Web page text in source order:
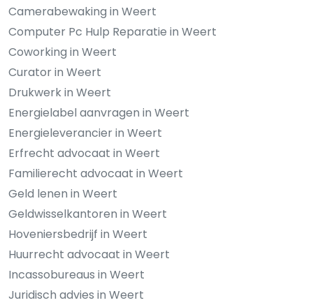
Camerabewaking in Weert
Computer Pc Hulp Reparatie in Weert
Coworking in Weert
Curator in Weert
Drukwerk in Weert
Energielabel aanvragen in Weert
Energieleverancier in Weert
Erfrecht advocaat in Weert
Familierecht advocaat in Weert
Geld lenen in Weert
Geldwisselkantoren in Weert
Hoveniersbedrijf in Weert
Huurrecht advocaat in Weert
Incassobureaus in Weert
Juridisch advies in Weert